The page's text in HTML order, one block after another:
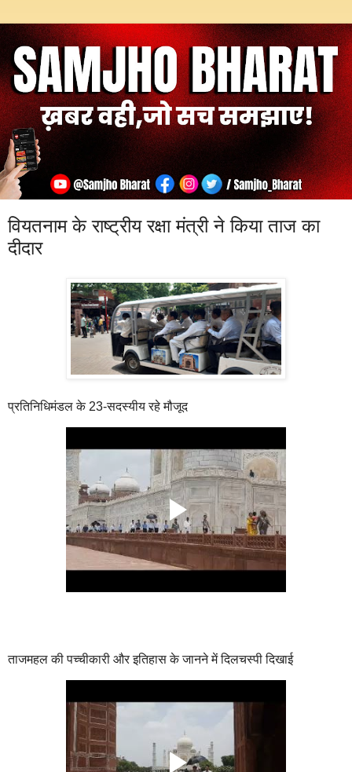
वियतनाम के राष्ट्रीय रक्षा मंत्री ने किया ताज का
दीदार
प्रतिनिधिमंडल के 23-सदस्यीय रहे मौजूद
ताजमहल की पच्चीकारी और इतिहास के जानने में दिलचस्पी दिखाई